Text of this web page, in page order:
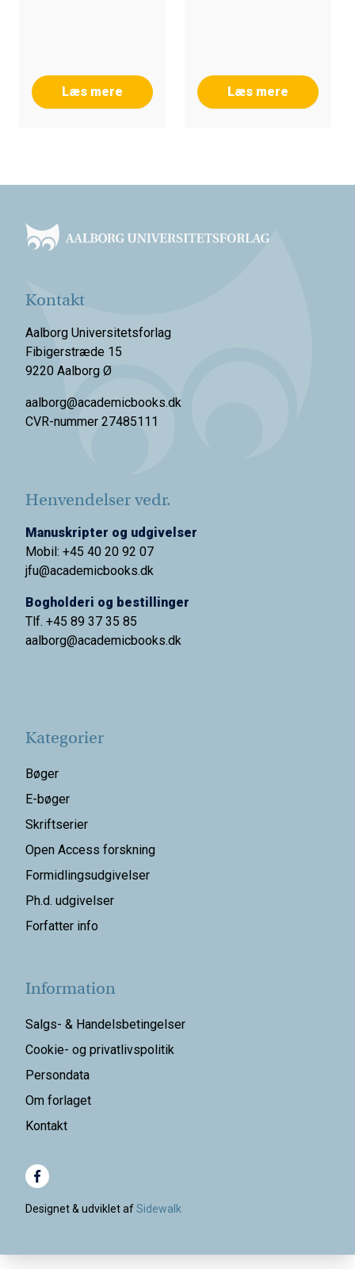
Læs mere Læs mere
Kontakt
Aalborg Universitetsforlag
Fibigerstræde 15
9220 Aalborg Ø
aalborg@academicbooks.dk
CVR-nummer 27485111
Henvendelser vedr.
Manuskripter og udgivelser
Mobil: +45 40 20 92 07
jfu@academicbooks.dk
Bogholderi og bestillinger
Tlf. +45 89 37 35 85
aalborg@academicbooks.dk
Kategorier
Bøger
E-bøger
Skriftserier
Open Access forskning
Formidlingsudgivelser
Ph.d. udgivelser
Forfatter info
Information
Salgs- & Handelsbetingelser
Cookie- og privatlivspolitik
Persondata
Om forlaget
Kontakt
Designet & udviklet afSidewalk